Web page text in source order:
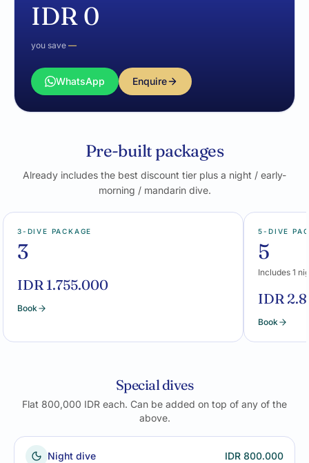
IDR 0
you save —
WhatsApp Enquire
Pre-built packages
Already includes the best discount tier plus a night / early-
morning / mandarin dive.
3-DIVE PACKAGE
3
IDR 1.755.000
Book
5-DIVE
5
Includes 1
IDR
Book
Special dives
Flat 800,000 IDR each. Can be added on top of any of the
above.
Night dive IDR 800.000